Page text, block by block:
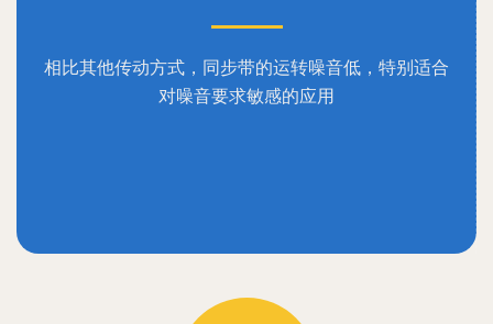
相比其他传动方式，同步带的运转噪音低，特别适合
对噪音要求敏感的应用